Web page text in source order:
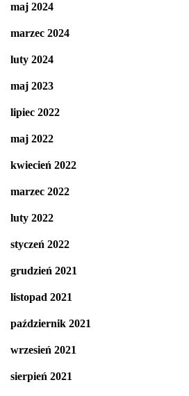
maj 2024
marzec 2024
luty 2024
maj 2023
lipiec 2022
maj 2022
kwiecień 2022
marzec 2022
luty 2022
styczeń 2022
grudzień 2021
listopad 2021
październik 2021
wrzesień 2021
sierpień 2021